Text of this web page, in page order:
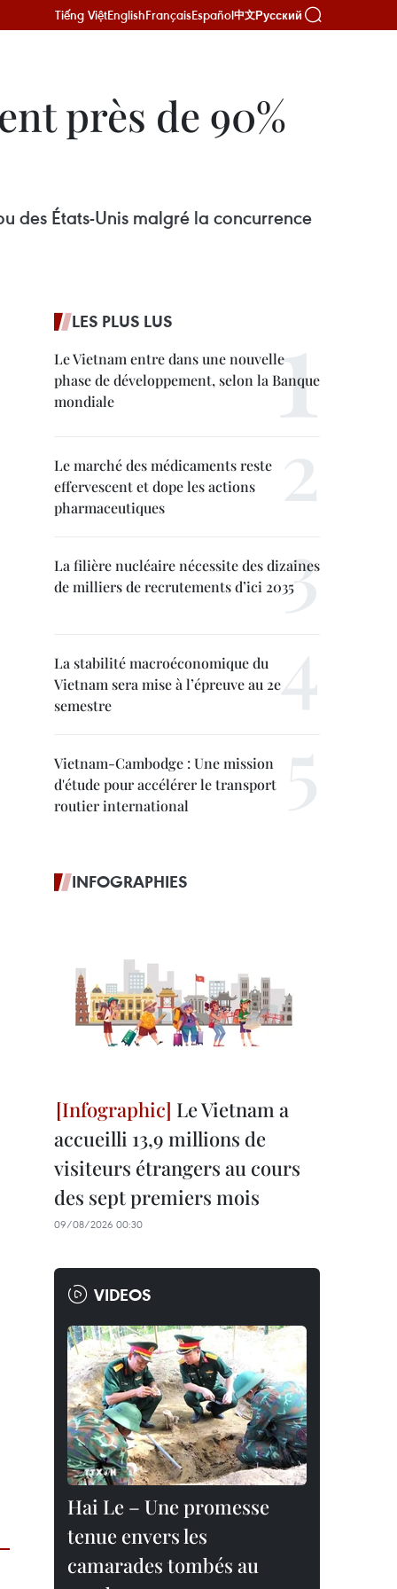
Tiếng ViệtEnglishFrançaisEspañol中文Русский
près de 90%
des États-Unis malgré la concurrence
LES PLUS LUS
Le Vietnam entre dans une nouvelle
phase de développement, selon la Banque
mondiale
Le marché des médicaments reste
effervescent et dope les actions
pharmaceutiques
La filière nucléaire nécessite des dizaines
de milliers de recrutements d’ici 2035
La stabilité macroéconomique du
Vietnam sera mise à l’épreuve au 2e
semestre
Vietnam-Cambodge : Une mission
d'étude pour accélérer le transport
routier international
INFOGRAPHIES
Le Vietnam a
accueilli 13,9 millions de
visiteurs étrangers au cours
des sept premiers mois
09/08/2026 00:30
VIDEOS
Hai Le – Une promesse
tenue envers les
camarades tombés au